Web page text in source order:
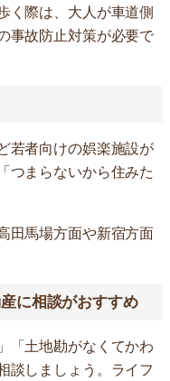
く際は、大人が車道側
事故防止対策が必要で
若者向けの娯楽施設が
つまらないから住みた
田馬場方面や新宿方面
に相談がおすすめ
「土地勘がなくてかわ
談しましょう。ライフ